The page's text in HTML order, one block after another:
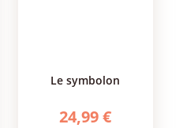
le symbolon
24,99 €